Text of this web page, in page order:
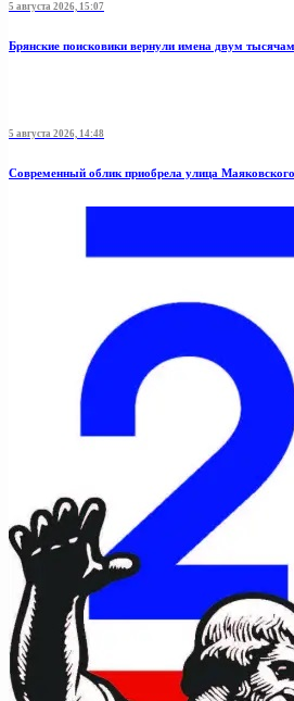
5 августа 2026, 15:07
Брянские поисковики вернули имена двум
5 августа 2026, 14:48
Современный облик приобрела улица